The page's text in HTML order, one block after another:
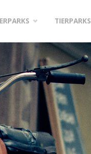
TIERPARKS